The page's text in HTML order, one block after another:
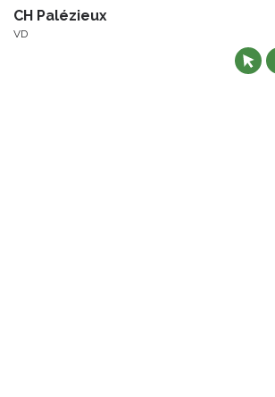
CH Palézieux
VD